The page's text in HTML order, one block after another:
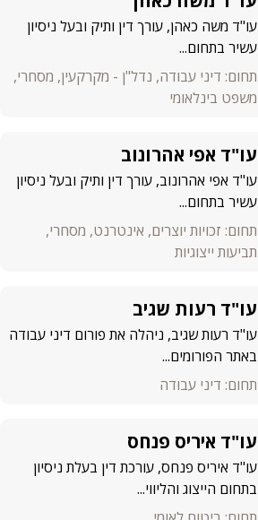
עו"ד משה כאהן, עורך דין ותיק ובעל ניסיון
עשיר בתחום...
תחום: דיני עבודה, נדל"ן - מקרקעין, מסחרי,
משפט בינלאומי
עו"ד אפי אהרונוב
עו"ד אפי אהרונוב, עורך דין ותיק ובעל ניסיון
עשיר בתחום...
תחום: זכויות יוצרים, אינטרנט, מסחרי,
תביעות ייצוגיות
עו"ד רעות שגיב
עו"ד רעות שגיב, ניהלה את פורום דיני עבודה
באתר הפורומים...
תחום: דיני עבודה
עו"ד איריס פנחס
עו"ד איריס פנחס, עורכת דין בעלת ניסיון
בתחום הייצוג והליווי...